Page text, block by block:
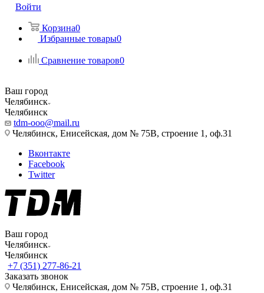
Войти
Корзина0
Избранные товары0
Сравнение товаров0
Ваш город
Челябинск
Челябинск
tdm-ooo@mail.ru
Челябинск, Енисейская, дом № 75В, строение 1, оф.31
Вконтакте
Facebook
Twitter
Ваш город
Челябинск
Челябинск
+7 (351) 277-86-21
Заказать звонок
Челябинск, Енисейская, дом № 75В, строение 1, оф.31